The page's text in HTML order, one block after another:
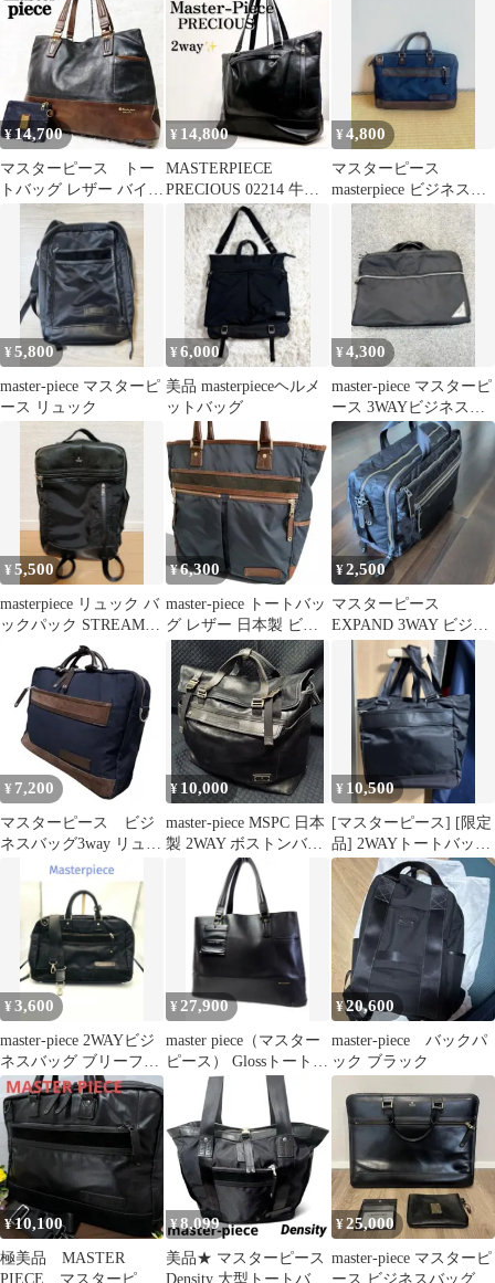
¥14,700
マスターピース トー
トバッグ レザー バイカ
¥ 14,800
MASTERPIECE
PRECIOUS 02214 牛革
バッグ 2way
¥4,800
マスターピース
masterpiece ビジネスバ
ッグ ネイビー
¥5,800
master-piece マスターピ
ース リュック
¥6,000
美品 masterpieceヘルメ
ットバッグ
¥4,300
master-piece マスターピ
ース 3WAYビジネスバ
ッグ
¥5,500
masterpiece リュック バ
ックパック STREAM
ビジネス 2way
¥6,300
master-piece トートバッ
グ レザー 日本製 ビジ
ネスバッグ
¥2,500
マスターピース
EXPAND 3WAY ビジネ
スバッグ 02300-C0
¥ 7,200
マスターピース ビジ
ネスバッグ3way リュッ
ク スウェード ナイ
ロン ネイビー
¥ 10,000
master-piece MSPC 日本
製 2WAY ボストンバッ
グ レザー
¥ 10,500
[マスターピース] [限定
品] 2WAYトートバッグ
density
¥3,600
master-piece 2WAYビジ
ネスバッグ ブリーフケ
ース 黒 A4収納可
¥ 27,900
master piece（マスター
ピース） Glossトートバ
ッグ ブラック
¥20,600
master-piece バックパ
ック ブラック
¥10,100
極美品 MASTER
PIECE マスターピー
¥8,099
美品★ マスターピース
Density 大型トートバッ
¥25,000
master-piece マスターピ
ース ビジネスバッグ